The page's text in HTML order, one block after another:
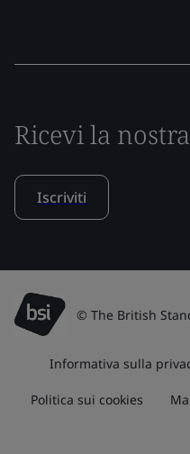
Ricevi la
Iscriviti
© The British
Informativa sulla
Politica sui cookies